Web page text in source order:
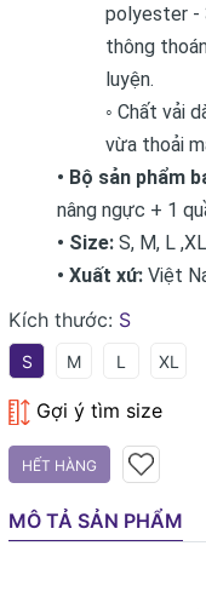
polyester -
thông
luyện.
◦ Chất vải
vừa thoải
• Bộ sản phẩm
nâng ngực + 1
• Size: S, M, L ,XL
• Xuất xứ: Việt
Kích thước: S
S M L XL
Gợi ý tìm size
HẾT HÀNG
MÔ TẢ SẢN PHẨM